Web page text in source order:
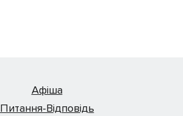
Афіша
Питання-Відповідь